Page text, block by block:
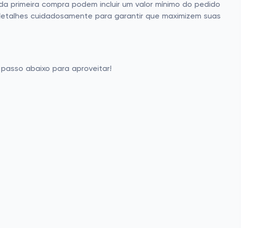
compra podem incluir um valor mínimo do pedido
cuidadosamente para garantir que maximizem suas
abaixo para aproveitar!